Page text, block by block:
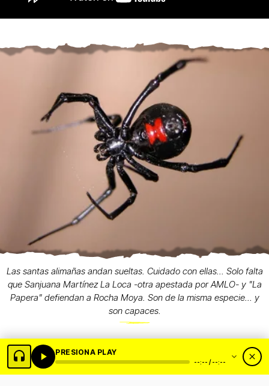
Las santas alimañas andan sueltas. Cuidado con ellas... Solo falta
que Sanjuana Martínez La Loca -otra apestada por AMLO- y "La
Papera" defiendan a Rocha Moya. Son de la misma especie... y
son capaces.
PRESIONA PLAY
--:-- / --:--